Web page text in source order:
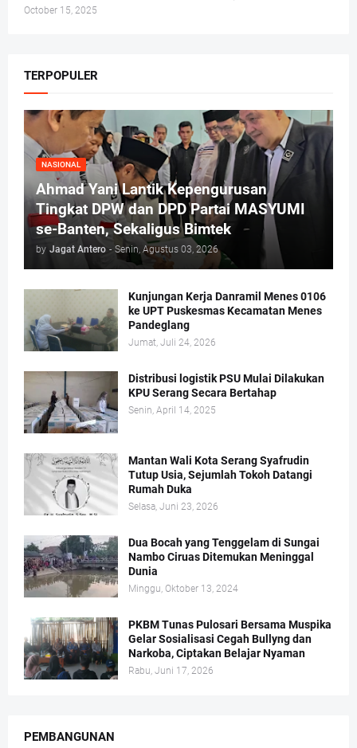
October 15, 2025
TERPOPULER
NASIONAL
Ahmad Yani Lantik Kepengurusan
Tingkat DPW dan DPD Partai MASYUMI
se-Banten, Sekaligus Bimtek
by Jagat Antero - Senin, Agustus 03, 2026
Kunjungan Kerja Danramil Menes 0106
ke UPT Puskesmas Kecamatan Menes
Pandeglang
Jumat, Juli 24, 2026
Distribusi logistik PSU Mulai Dilakukan
KPU Serang Secara Bertahap
Senin, April 14, 2025
Mantan Wali Kota Serang Syafrudin
Tutup Usia, Sejumlah Tokoh Datangi
Rumah Duka
Selasa, Juni 23, 2026
Dua Bocah yang Tenggelam di Sungai
Nambo Ciruas Ditemukan Meninggal
Dunia
Minggu, Oktober 13, 2024
PKBM Tunas Pulosari Bersama Muspika
Gelar Sosialisasi Cegah Bullyng dan
Narkoba, Ciptakan Belajar Nyaman
Rabu, Juni 17, 2026
PEMBANGUNAN